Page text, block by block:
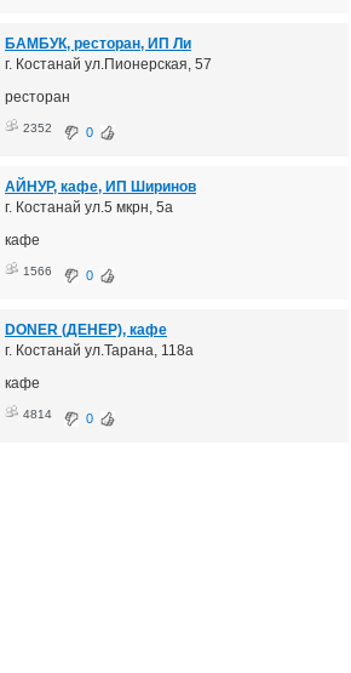
БАМБУК, ресторан, ИП Ли
г. Костанай ул.Пионерская, 57
ресторан
2352 0
АЙНУР, кафе, ИП Ширинов
г. Костанай ул.5 мкрн, 5а
кафе
1566 0
DONER (ДЕНЕР), кафе
г. Костанай ул.Тарана, 118а
кафе
4814 0